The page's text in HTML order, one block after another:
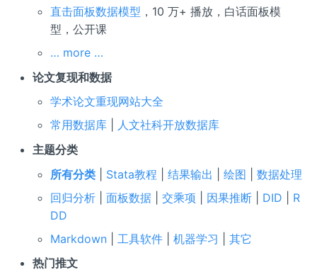
直击面板数据模型 ，10 万+ 播放，白话面板模
型，公开课
… more …
论文复现和数据
学术论文重现网站大全
常用数据库
人文社科开放数据库
主题分类
所有分类
Stata教程 |结果输出 |绘图 |数据处理
回归分析 |面板数据 |交乘项 因果推断 DID
R
DD
Markdown
工具软件 |机器学习 |其它
热门推文